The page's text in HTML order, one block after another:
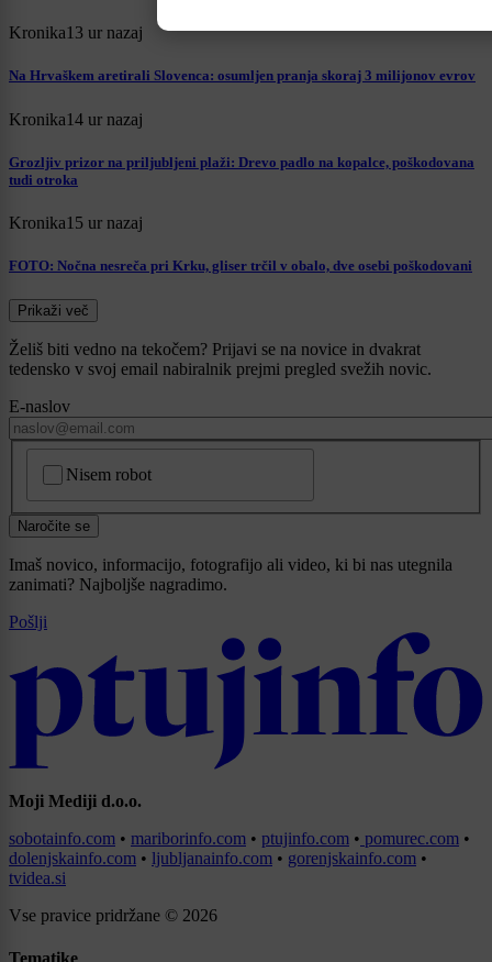
Kronika13 ur nazaj
Na Hrvaškem aretirali Slovenca: osumljen pranja skoraj 3 milijonov evrov
Kronika14 ur nazaj
Grozljiv prizor na priljubljeni plaži: Drevo padlo na kopalce, poškodovana
tudi otroka
Kronika15 ur nazaj
FOTO: Nočna nesreča pri Krku, gliser trčil v obalo, dve osebi poškodovani
Prikaži več
Želiš biti vedno na tekočem? Prijavi se na novice in dvakrat
tedensko v svoj email nabiralnik prejmi pregled svežih novic.
E-naslov
Nisem robot
Naročite se
Imaš novico, informacijo, fotografijo ali video, ki bi nas utegnila
zanimati? Najboljše nagradimo.
Pošlji
Moji Mediji d.o.o.
sobotainfo.com • mariborinfo.com • ptujinfo.com • pomurec.com •
dolenjskainfo.com • ljubljanainfo.com • gorenjskainfo.com •
tvidea.si
Vse pravice pridržane © 2026